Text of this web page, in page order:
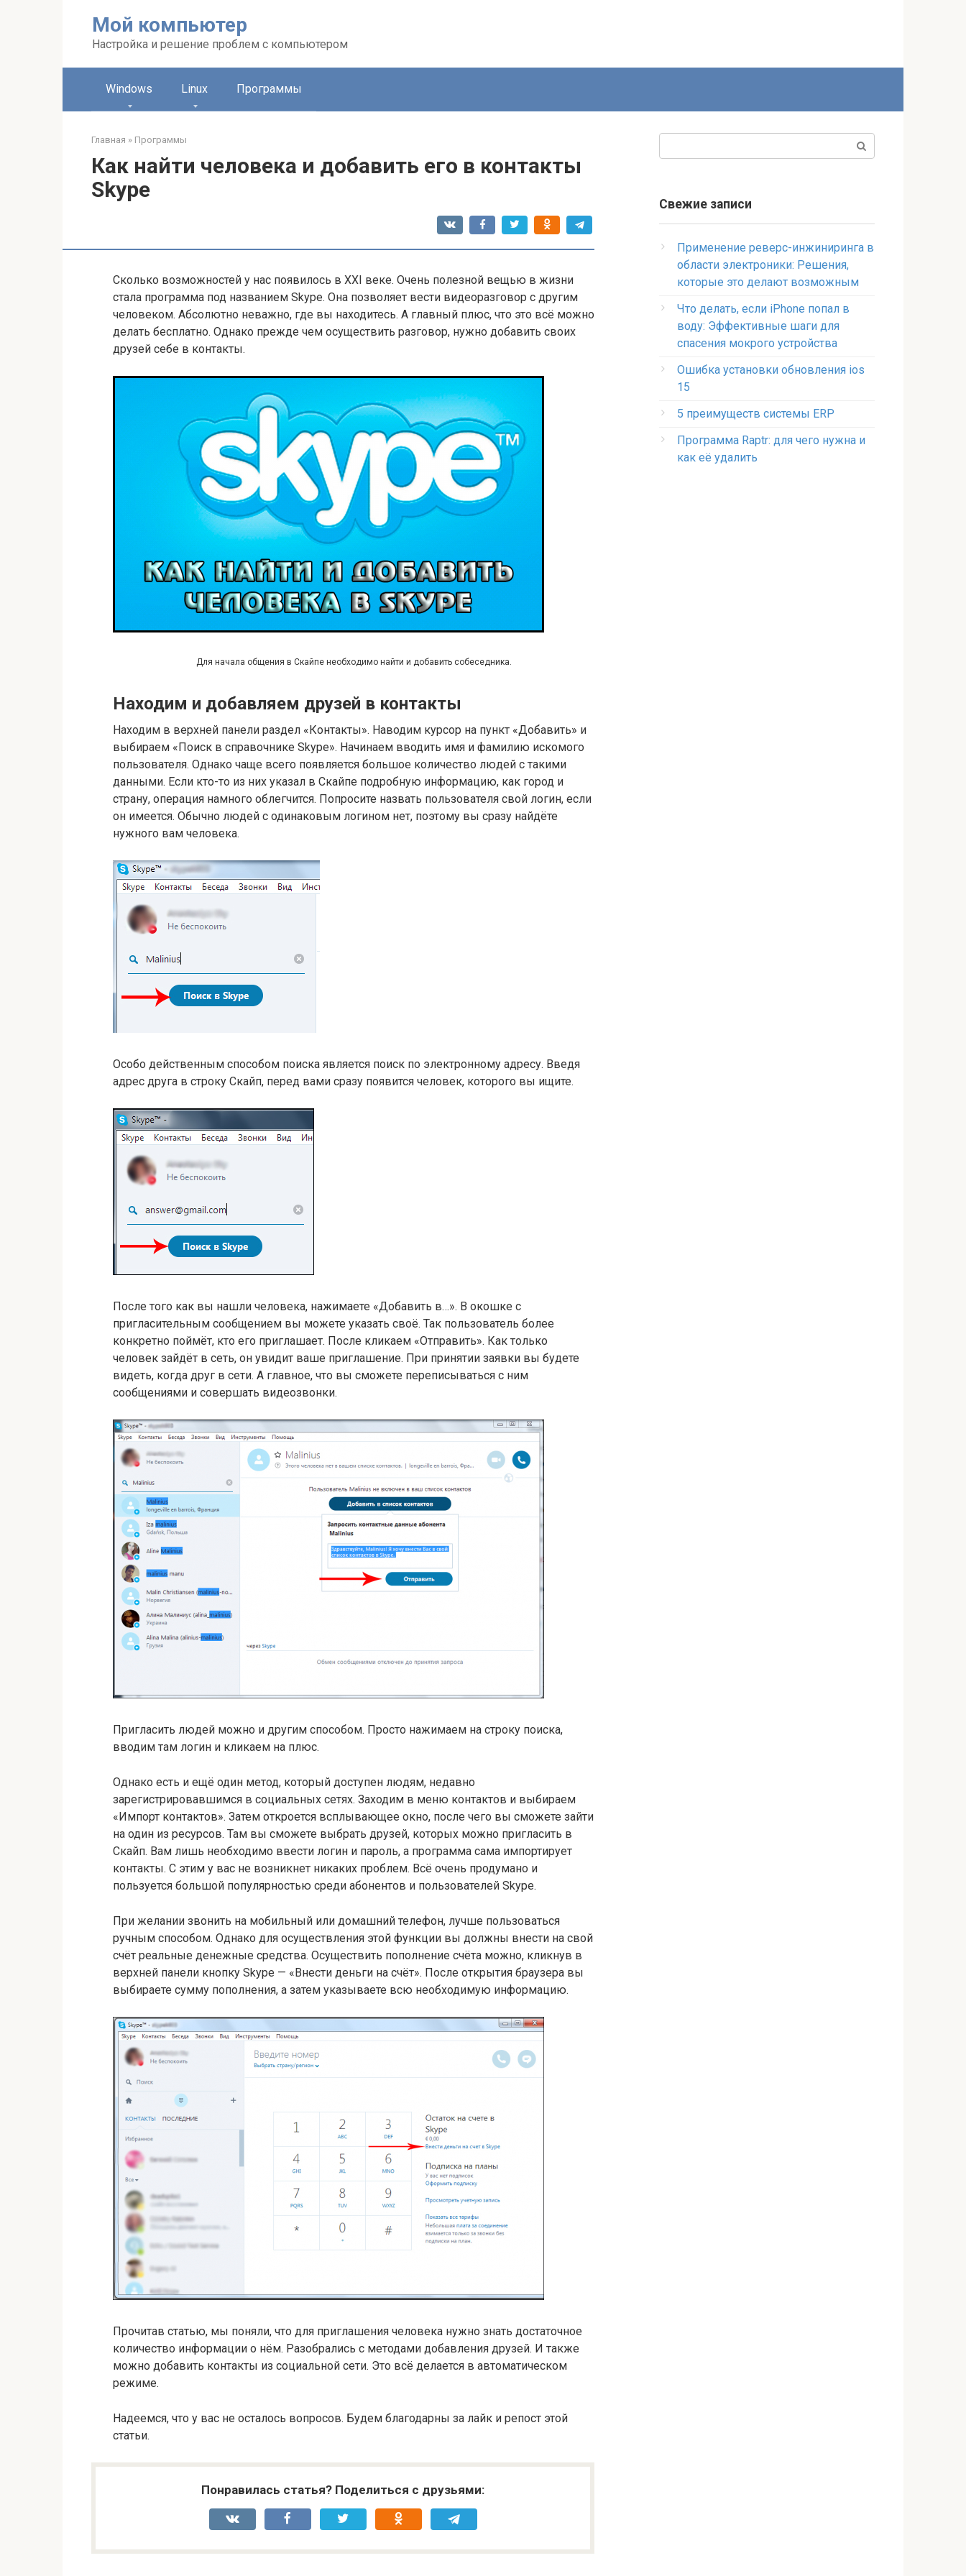
Мой компьютер
Настройка и решение проблем с компьютером
Windows Linux Программы
Главная » Программы
Как найти человека и добавить его в контакты
Skype
Сколько возможностей у нас появилось в XXI веке. Очень полезной вещью в жизни
стала программа под названием Skype. Она позволяет вести видеоразговор с другим
человеком. Абсолютно неважно, где вы находитесь. А главный плюс, что это всё можно
делать бесплатно. Однако прежде чем осуществить разговор, нужно добавить своих
друзей себе в контакты.
Для начала общения в Скайпе необходимо найти и добавить собеседника.
Находим и добавляем друзей в контакты
Находим в верхней панели раздел «Контакты». Наводим курсор на пункт «Добавить» и
выбираем «Поиск в справочнике Skype». Начинаем вводить имя и фамилию искомого
пользователя. Однако чаще всего появляется большое количество людей с такими
данными. Если кто-то из них указал в Скайпе подробную информацию, как город и
страну, операция намного облегчится. Попросите назвать пользователя свой логин, если
он имеется. Обычно людей с одинаковым логином нет, поэтому вы сразу найдёте
нужного вам человека.
Особо действенным способом поиска является поиск по электронному адресу. Введя
адрес друга в строку Скайп, перед вами сразу появится человек, которого вы ищите.
После того как вы нашли человека, нажимаете «Добавить в…». В окошке с
пригласительным сообщением вы можете указать своё. Так пользователь более
конкретно поймёт, кто его приглашает. После кликаем «Отправить». Как только
человек зайдёт в сеть, он увидит ваше приглашение. При принятии заявки вы будете
видеть, когда друг в сети. А главное, что вы сможете переписываться с ним
сообщениями и совершать видеозвонки.
Пригласить людей можно и другим способом. Просто нажимаем на строку поиска,
вводим там логин и кликаем на плюс.
Однако есть и ещё один метод, который доступен людям, недавно
зарегистрировавшимся в социальных сетях. Заходим в меню контактов и выбираем
«Импорт контактов». Затем откроется всплывающее окно, после чего вы сможете зайти
на один из ресурсов. Там вы сможете выбрать друзей, которых можно пригласить в
Скайп. Вам лишь необходимо ввести логин и пароль, а программа сама импортирует
контакты. С этим у вас не возникнет никаких проблем. Всё очень продумано и
пользуется большой популярностью среди абонентов и пользователей Skype.
При желании звонить на мобильный или домашний телефон, лучше пользоваться
ручным способом. Однако для осуществления этой функции вы должны внести на свой
счёт реальные денежные средства. Осуществить пополнение счёта можно, кликнув в
верхней панели кнопку Skype — «Внести деньги на счёт». После открытия браузера вы
выбираете сумму пополнения, а затем указываете всю необходимую информацию.
Прочитав статью, мы поняли, что для приглашения человека нужно знать достаточное
количество информации о нём. Разобрались с методами добавления друзей. И также
можно добавить контакты из социальной сети. Это всё делается в автоматическом
режиме.
Надеемся, что у вас не осталось вопросов. Будем благодарны за лайк и репост этой
статьи.
Понравилась статья? Поделиться с друзьями:
Свежие записи
Применение реверс-инжиниринга в
области электроники: Решения,
которые это делают возможным
Что делать, если iPhone попал в
воду: Эффективные шаги для
спасения мокрого устройства
Ошибка установки обновления ios
15
5 преимуществ системы ERP
Программа Raptr: для чего нужна и
как её удалить